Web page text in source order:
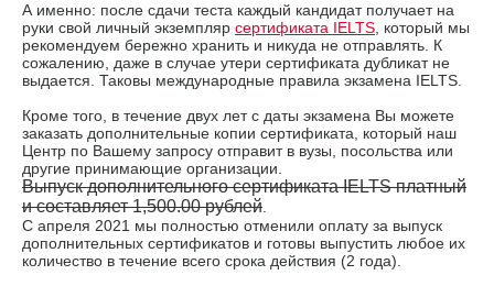
А именно: после сдачи теста каждый кандидат получает на
руки свой личный экземпляр сертификата IELTS , который мы
рекомендуем бережно хранить и никуда не отправлять. К
сожалению, даже в случае утери сертификата дубликат не
выдается. Таковы международные правила экзамена IELTS.
Кроме того, в течение двух лет с даты экзамена Вы можете
заказать дополнительные копии сертификата, который наш
Центр по Вашему запросу отправит в вузы, посольства или
другие принимающие организации.
Выпуск дополнительного сертификата IELTS платный
и составляет 1,500.00 рублей
С апреля 2021 мы полностью отменили оплату за выпуск
дополнительных сертификатов и готовы выпустить любое их
количество в течение всего срока действия (2 года).